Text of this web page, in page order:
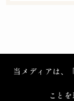
当メディアは、
こと